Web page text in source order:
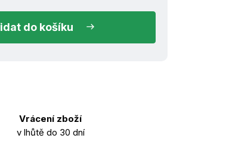
do košíku
Vrácení zboží
v lhůtě do 30 dní